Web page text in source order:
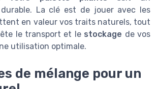
La clé est de jouer avec les
en valeur vos traits naturels, tout
le transport et le stockage de vos
utilisation optimale.
de mélange pour un